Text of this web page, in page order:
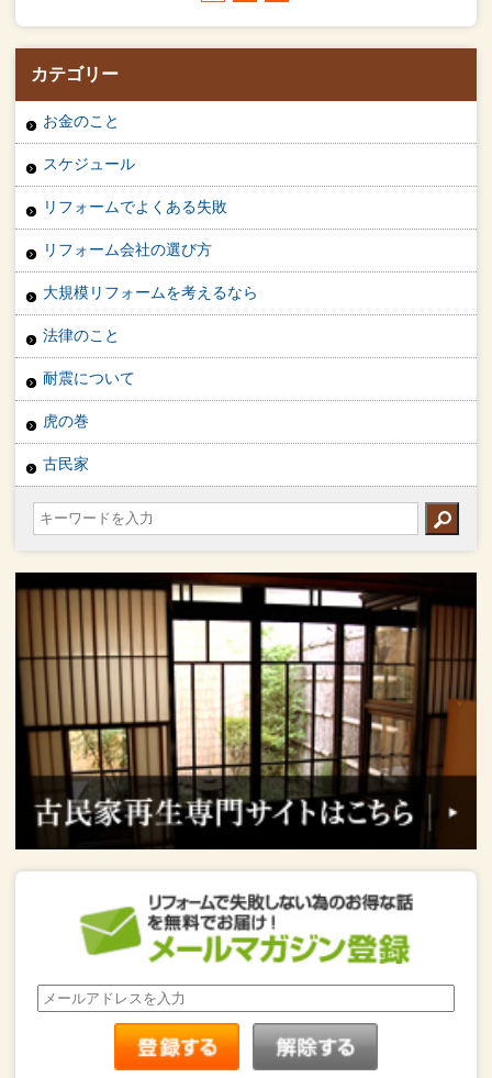
カテゴリー
お金のこと
スケジュール
リフォームでよくある失敗
リフォーム会社の選び方
大規模リフォームを考えるなら
法律のこと
耐震について
虎の巻
古民家